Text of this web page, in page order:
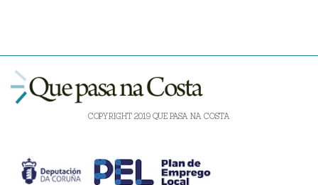
COPYRIGHT 2019 QUE PASA NA COSTA